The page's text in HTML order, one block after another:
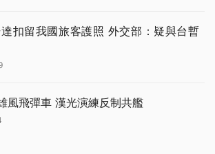
扣留我國旅客護照 外交部：疑與台暫
風飛彈車 漢光演練反制共艦